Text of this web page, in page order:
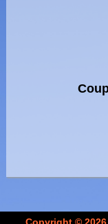
Copyright © 2026